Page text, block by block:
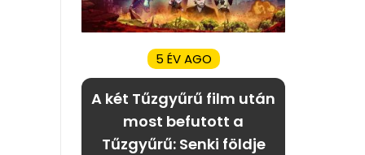
5 ÉV AGO
A két Tűzgyűrű film után
most befutott a
Tűzgyűrű: Senki földje